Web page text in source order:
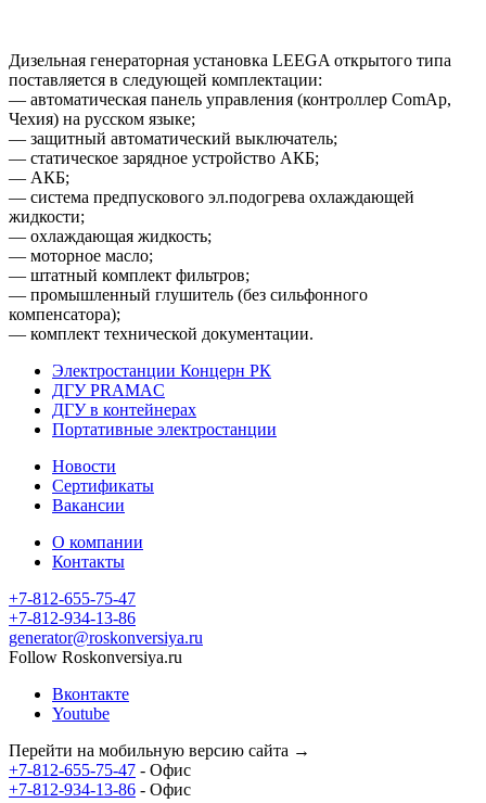
Дизельная генераторная установка LEEGA открытого типа
поставляется в следующей комплектации:
— автоматическая панель управления (контроллер ComAp,
Чехия) на русском языке;
— защитный автоматический выключатель;
— статическое зарядное устройство АКБ;
— АКБ;
— система предпускового эл.подогрева охлаждающей
жидкости;
— охлаждающая жидкость;
— моторное масло;
— штатный комплект фильтров;
— промышленный глушитель (без сильфонного
компенсатора);
— комплект технической документации.
Электростанции Концерн РК
ДГУ PRAMAC
ДГУ в контейнерах
Портативные электростанции
Новости
Сертификаты
Вакансии
О компании
Контакты
+7-812-655-75-47
+7-812-934-13-86
generator@roskonversiya.ru
Follow Roskonversiya.ru
Вконтакте
Youtube
Перейти на мобильную версию сайта →
+7-812-655-75-47 - Офис
+7-812-934-13-86 - Офис